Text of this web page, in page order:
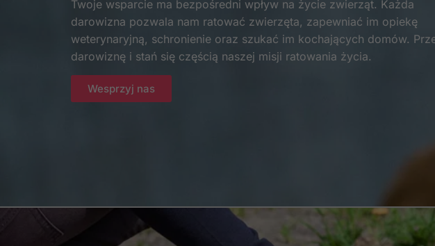
Twoje wsparcie ma bezpośredni wpływ na życie zwierząt. Każda
darowizna pozwala nam ratować zwierzęta, zapewniać im opiekę
weterynaryjną, schronienie oraz szukać im kochających domów.
darowiznę i stań się częścią naszej misji ratowania życia.
Wesprzyj nas